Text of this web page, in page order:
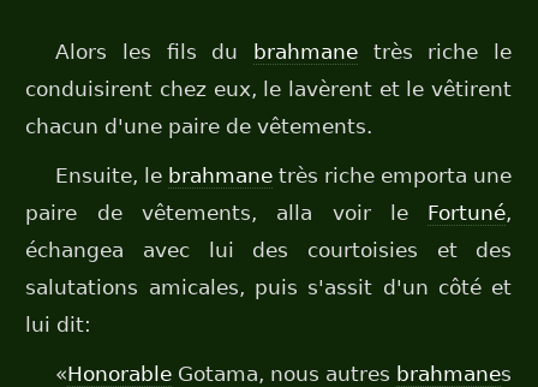
Alors les fils du brahmane très riche le
conduisirent chez eux, le lavèrent et le vêtirent
chacun d'une paire de vêtements.
Ensuite, le brahmane très riche emporta une
paire de vêtements, alla voir le Fortuné,
échangea avec lui des courtoisies et des
salutations amicales, puis s'assit d'un côté et
lui dit:
«Honorable Gotama, nous autres brahmanes